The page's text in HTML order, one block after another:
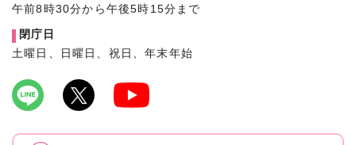
午前8時30分から午後5時15分まで
閉庁日
土曜日、日曜日、祝日、年末年始